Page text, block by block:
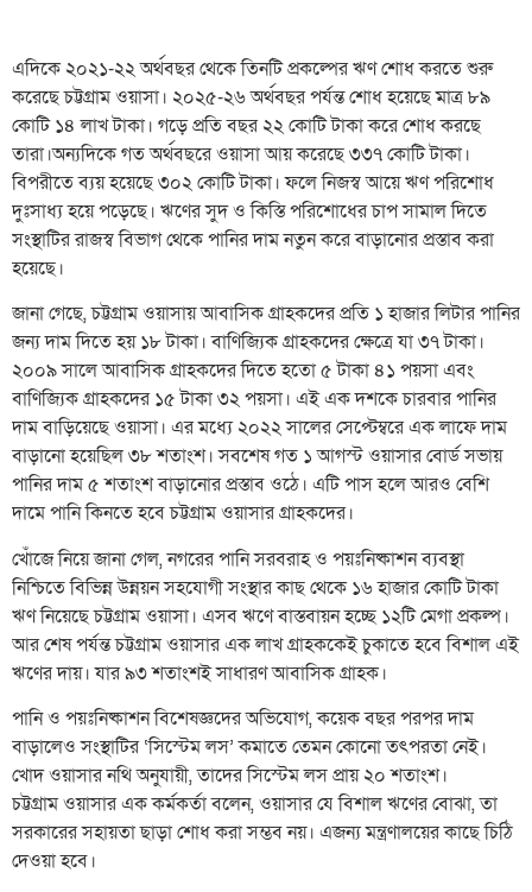
এদিকে ২০২১-২২ অর্থবছর থেকে তিনটি প্রকল্পের ঋণ শোধ করতে শুরু
করেছে চট্টগ্রাম ওয়াসা। ২০২৫-২৬ অর্থবছর পর্যন্ত শোধ হয়েছে মাত্র ৮৯
কোটি ১৪ লাখ টাকা। গড়ে প্রতি বছর ২২ কোটি টাকা করে শোধ করছে
তারা।অন্যদিকে গত অর্থবছরে ওয়াসা আয় করেছে ৩৩৭ কোটি টাকা।
বিপরীতে ব্যয় হয়েছে ৩০২ কোটি টাকা। ফলে নিজস্ব আয়ে ঋণ পরিশোধ
দুঃসাধ্য হয়ে পড়েছে। ঋণের সুদ ও কিস্তি পরিশোধের চাপ সামাল দিতে
সংস্থাটির রাজস্ব বিভাগ থেকে পানির দাম নতুন করে বাড়ানোর প্রস্তাব করা
হয়েছে।
জানা গেছে, চট্টগ্রাম ওয়াসায় আবাসিক গ্রাহকদের প্রতি ১ হাজার লিটার পানির
জন্য দাম দিতে হয় ১৮ টাকা। বাণিজ্যিক গ্রাহকদের ক্ষেত্রে যা ৩৭ টাকা।
২০০৯ সালে আবাসিক গ্রাহকদের দিতে হতো ৫ টাকা ৪১ পয়সা এবং
বাণিজ্যিক গ্রাহকদের ১৫ টাকা ৩২ পয়সা। এই এক দশকে চারবার পানির
দাম বাড়িয়েছে ওয়াসা। এর মধ্যে ২০২২ সালের সেপ্টেম্বরে এক লাফে দাম
বাড়ানো হয়েছিল ৩৮ শতাংশ। সবশেষ গত ১ আগস্ট ওয়াসার বোর্ড সভায়
পানির দাম ৫ শতাংশ বাড়ানোর প্রস্তাব ওঠে। এটি পাস হলে আরও বেশি
দামে পানি কিনতে হবে চট্টগ্রাম ওয়াসার গ্রাহকদের।
খোঁজে নিয়ে জানা গেল, নগরের পানি সরবরাহ ও পয়ঃনিষ্কাশন ব্যবস্থা
নিশ্চিতে বিভিন্ন উন্নয়ন সহযোগী সংস্থার কাছ থেকে ১৬ হাজার কোটি টাকা
ঋণ নিয়েছে চট্টগ্রাম ওয়াসা। এসব ঋণে বাস্তবায়ন হচ্ছে ১২টি মেগা প্রকল্প।
আর শেষ পর্যন্ত চট্টগ্রাম ওয়াসার এক লাখ গ্রাহককেই চুকাতে হবে বিশাল এই
ঋণের দায়। যার ৯৩ শতাংশই সাধারণ আবাসিক গ্রাহক।
পানি ও পয়ঃনিষ্কাশন বিশেষজ্ঞদের অভিযোগ, কয়েক বছর পরপর দাম
বাড়ালেও সংস্থাটির ‘সিস্টেম লস’ কমাতে তেমন কোনো তৎপরতা নেই।
খোদ ওয়াসার নথি অনুযায়ী, তাদের সিস্টেম লস প্রায় ২০ শতাংশ।
চট্টগ্রাম ওয়াসার এক কর্মকর্তা বলেন, ওয়াসার যে বিশাল ঋণের বোঝা, তা
সরকারের সহায়তা ছাড়া শোধ করা সম্ভব নয়। এজন্য মন্ত্রণালয়ের কাছে চিঠি
দেওয়া হবে।